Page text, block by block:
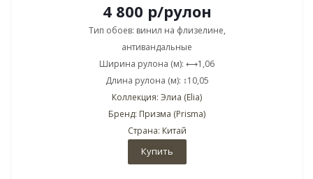
4 800 р/рулон
Тип обоев: винил на флизелине,
антивандальные
Ширина рулона (м): ⟷1,06
Длина рулона (м): ↕10,05
Коллекция: Элиа (Elia)
Бренд: Призма (Prisma)
Страна: Китай
Купить